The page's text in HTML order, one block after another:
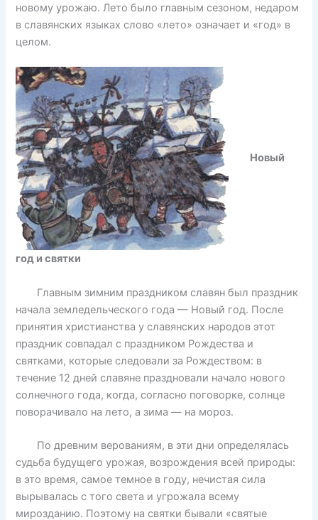
новому урожаю. Лето было главным сезоном, недаром
в славянских языках слово «лето» означает и «год» в
целом.
Новый
год и святки
Главным зимним праздником славян был праздник
начала земледельческого года — Новый год. После
принятия христианства у славянских народов этот
праздник совпадал с праздником Рождества и
святками, которые следовали за Рождеством: в
течение 12 дней славяне праздновали начало нового
солнечного года, когда, согласно поговорке, солнце
поворачивало на лето, а зима — на мороз.
По древним верованиям, в эти дни определялась
судьба будущего урожая, возрождения всей природы:
в это время, самое темное в году, нечистая сила
вырывалась с того света и угрожала всему
мирозданию. Поэтому на святки бывали «святые